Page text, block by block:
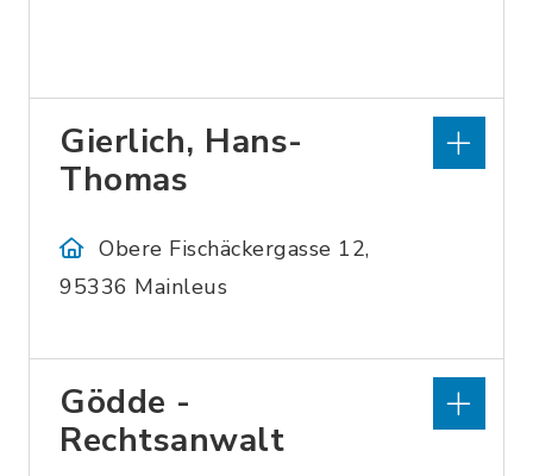
Gierlich, Hans-
Thomas
Obere Fischäckergasse 12,
95336 Mainleus
Gödde -
Rechtsanwalt